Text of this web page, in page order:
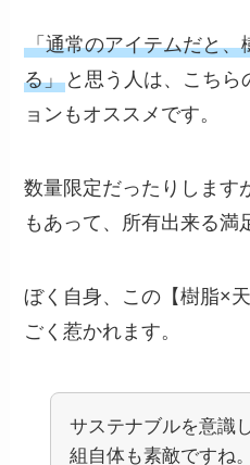
「通常のアイテムだと
る」 と思う人は、こち
ョンもオススメです。
数量限定だったりします
もあって、所有出来る満
ぼく自身、この【樹脂×
ごく惹かれます。
サステナブルを意識
組自体も素敵ですね。